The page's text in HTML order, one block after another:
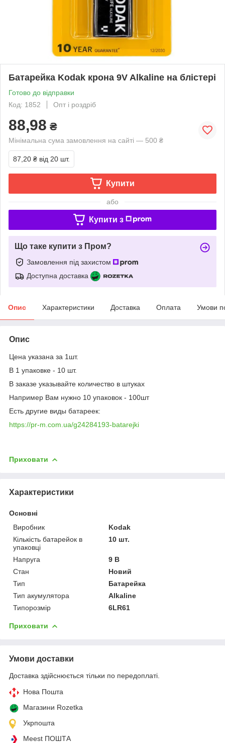
Батарейка Kodak крона 9V Alkaline на блістері
Готово до відправки
Код: 1852
Опт і роздріб
88,98 ₴
Мінімальна сума замовлення на сайті — 500 ₴
87,20 ₴ від 20 шт.
Купити
або
Купити з
Що таке купити з Пром?
Замовлення під захистом
Доступна доставка
Опис Характеристики Доставка Оплата Умови
Опис
Цена указана за 1шт.
В 1 упаковке - 10 шт.
В заказе указывайте количество в штуках
Например Вам нужно 10 упаковок - 100шт
Есть другие виды батареек:
https://pr-m.com.ua/g24284193-batarejki
Приховати
Характеристики
Основні
Виробник
Kodak
Кількість батарейок в
упаковці
10 шт.
Напруга
9 В
Стан
Новий
Тип
Батарейка
Тип акумулятора
Alkaline
Типорозмір
6LR61
Приховати
Умови доставки
Доставка здійснюється тільки по передоплаті.
Нова Пошта
Магазини Rozetka
Укрпошта
Meest ПОШТА